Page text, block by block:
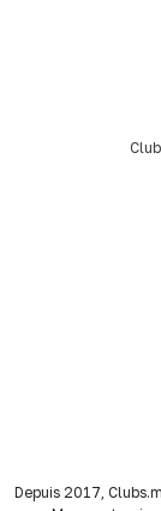
Depuis 2017,